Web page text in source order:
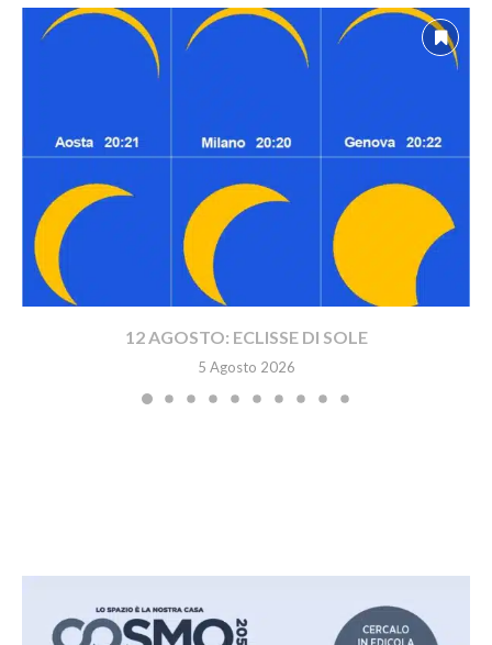
12 AGOSTO: ECLISSE DI SOLE
5 Agosto 2026